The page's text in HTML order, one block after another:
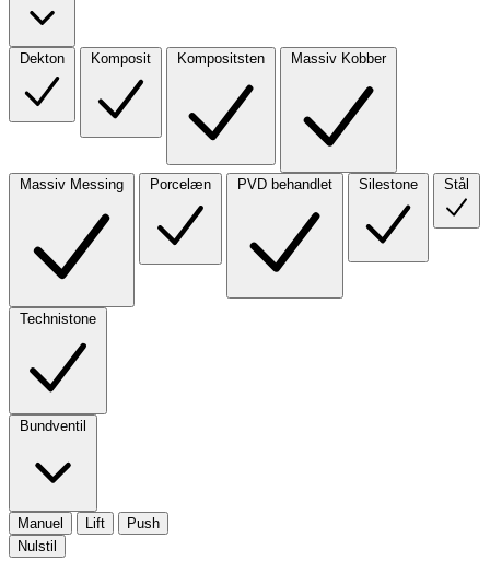
Dekton Komposit Kompositsten Massiv Kobber
Massiv Messing Porcelæn PVD behandlet Silestone Stål
Technistone
Bundventil
Manuel Lift
Push
Nulstil